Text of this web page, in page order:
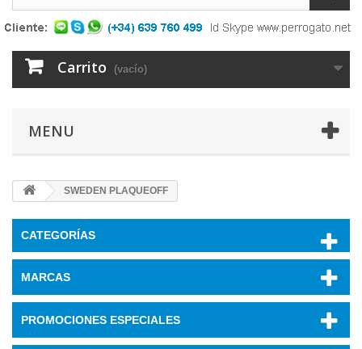
Carrito (vacío)
MENU
SWEDEN PLAQUEOFF
CATEGORÍAS
MARCAS
PROMOCIONES ESPECIALES